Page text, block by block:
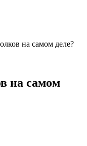
на самом деле?
на самом